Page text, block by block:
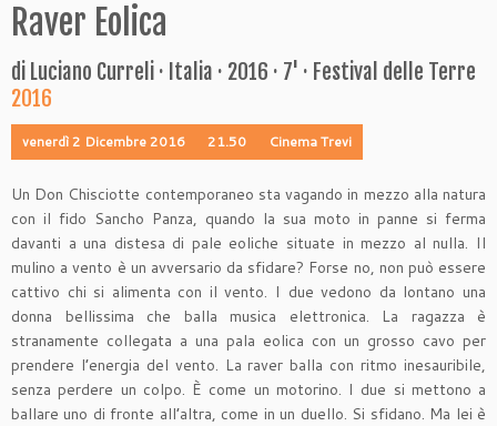
Raver Eolica
di Luciano Curreli · Italia · 2016 · 7' · Festival delle Terre
2016
venerdì 2 Dicembre 2016 21.50 Cinema Trevi
Un Don Chisciotte contemporaneo sta vagando in mezzo alla natura
con il fido Sancho Panza, quando la sua moto in panne si ferma
davanti a una distesa di pale eoliche situate in mezzo al nulla. Il
mulino a vento è un avversario da sfidare? Forse no, non può essere
cattivo chi si alimenta con il vento. I due vedono da lontano una
donna bellissima che balla musica elettronica. La ragazza è
stranamente collegata a una pala eolica con un grosso cavo per
prendere l’energia del vento. La raver balla con ritmo inesauribile,
senza perdere un colpo. È come un motorino. I due si mettono a
ballare uno di fronte all’altra, come in un duello. Si sfidano. Ma lei è